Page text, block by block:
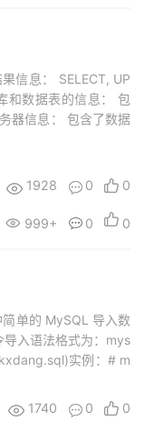
信息： SELECT, UP
和数据表的信息： 包
器信息： 包含了数据
用Perl或PHP等脚本
。 接下来我们会详细
1928 0 0
999+ 0 0
单的 MySQL 导入数
入语法格式为：mys
实例：# m
1740 0 0